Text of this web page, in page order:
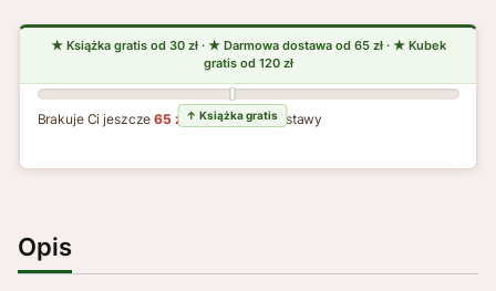
Brakuje Ci jeszcze65 zł do darmowej dostawy
Opis